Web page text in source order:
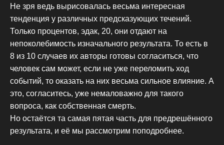
Не зря ведь вырисовалась весьма интересная
тенденция у различных предсказующих течений.
Только процентов, эдак, 20, они отдают на
непоколебимость изначального результата. То есть в
8 из 10 случаев их авторы готовы согласиться, что
человек сам может, если не уже переломить ход
событий, то оказать на них весьма сильное влияние. А
это, согласитесь, уже немаловажно для такого
вопроса, как собственная смерть.
Но остаётся та самая пятая часть для предрешённого
результата, и её мы рассмотрим поподробнее.